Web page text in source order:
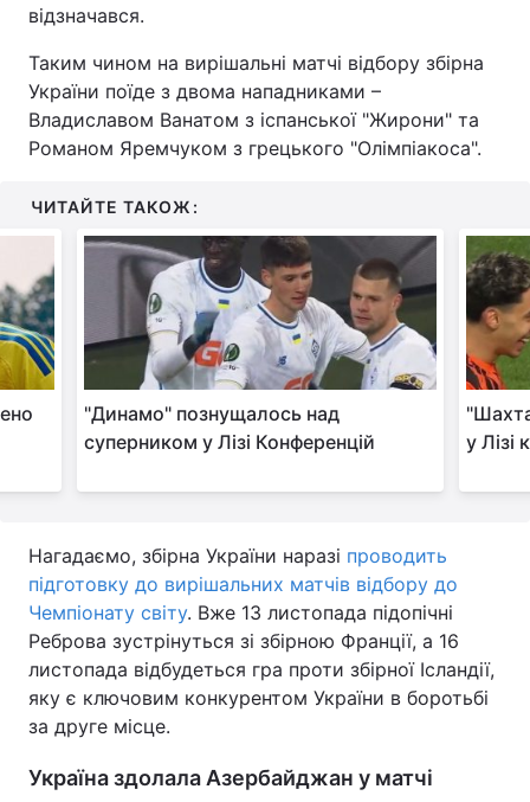
відзначався.
Таким чином на вирішальні матчі відбору збірна
України поїде з двома нападниками –
Владиславом Ванатом з іспанської "Жирони" та
Романом Яремчуком з грецького "Олімпіакоса".
ЧИТАЙТЕ ТАКОЖ:
"Динамо" познущалось над
суперником у Лізі Конференцій
у Лізі
Нагадаємо, збірна України наразі проводить
підготовку до вирішальних матчів відбору до
Чемпіонату світу. Вже 13 листопада підопічні
Реброва зустрінуться зі збірною Франції, а 16
листопада відбудеться гра проти збірної Ісландії,
яку є ключовим конкурентом України в боротьбі
за друге місце.
Україна здолала Азербайджан у матчі